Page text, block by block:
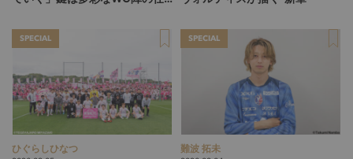
SPECIAL
ひぐらしひなつ
SPECIAL
難波 拓未